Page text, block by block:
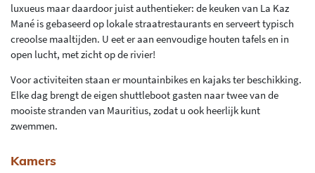
luxueus maar daardoor juist authentieker: de keuken van La Kaz
Mané is gebaseerd op lokale straatrestaurants en serveert typisch
creoolse maaltijden. U eet er aan eenvoudige houten tafels en in
open lucht, met zicht op de rivier!
Voor activiteiten staan er mountainbikes en kajaks ter beschikking.
Elke dag brengt de eigen shuttleboot gasten naar twee van de
mooiste stranden van Mauritius, zodat u ook heerlijk kunt
zwemmen.
Kamers